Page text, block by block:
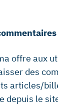
offre aux
des
articles/
depuis le